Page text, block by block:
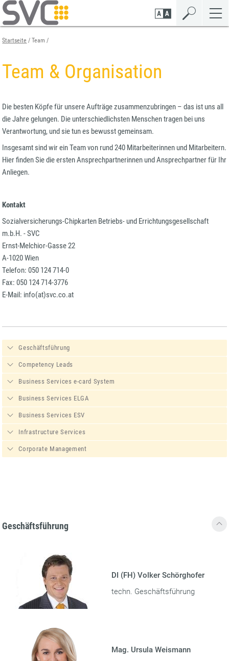
Zum
Seiteninhalt
springen
Zur
Navigation
springen
Zur
Mobilen
Navigation
springen
Startseite Team
Team & Organisation
Die besten Köpfe für unsere Aufträge zusammenzubringen – das ist uns all
die Jahre gelungen. Die unterschiedlichsten Menschen tragen bei uns
Verantwortung, und sie tun es bewusst gemeinsam.
Insgesamt sind wir ein Team von rund 240 Mitarbeiterinnen und Mitarbeitern.
Hier finden Sie die ersten Ansprechpartnerinnen und Ansprechpartner für Ihr
Anliegen.
Kontakt
Sozialversicherungs-Chipkarten Betriebs- und Errichtungsgesellschaft
m.b.H. - SVC
Ernst-Melchior-Gasse 22
A-1020 Wien
Telefon: 050 124 714-0
Fax: 050 124 714-3776
E-Mail: info(at)svc.co.at
Geschäftsführung
Competency Leads
Business Services e-card System
Business Services ELGA
Business Services ESV
Infrastructure Services
Corporate Management
Geschäftsführung
DI (FH) Volker Schörghofer
techn. Geschäftsführung
Mag. Ursula Weismann